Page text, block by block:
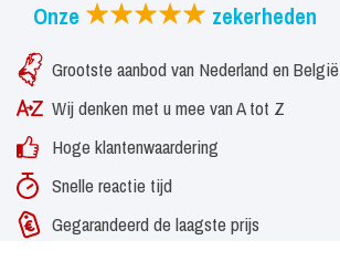
Onze zekerheden
Grootste aanbod van Nederland en België
Wij denken met u mee van A tot Z
Hoge klantenwaardering
Snelle reactie tijd
Gegarandeerd de laagste prijs